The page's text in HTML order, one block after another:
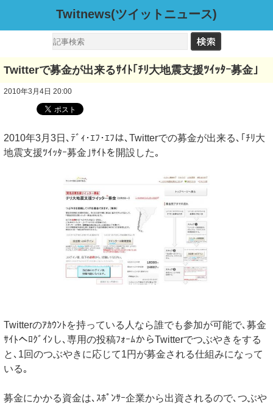
Twitnews(ツイットニュース)
Twitterで募金が出来るｻｲﾄ｢ﾁﾘ大地震支援ﾂｲｯﾀｰ募金｣
2010年3月4日 20:00
2010年3月3日､ﾃﾞｨ･ｴﾌ･ｴﾌは､Twitterでの募金が出来る､｢ﾁﾘ大
地震支援ﾂｲｯﾀｰ募金｣ｻｲﾄを開設した｡
Twitterのｱｶｳﾝﾄを持っている人なら誰でも参加が可能で､募金
ｻｲﾄへﾛｸﾞｲﾝし､専用の投稿ﾌｫｰﾑからTwitterでつぶやきをする
と､1回のつぶやきに応じて1円が募金される仕組みになって
いる｡
募金にかかる資金は､ｽﾎﾟﾝｻｰ企業から出資されるので､つぶや